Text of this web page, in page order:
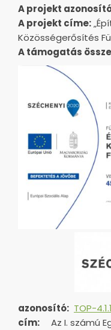
A projekt
A projekt címe:
Közösségerősítés
A támogatás
azonosító: TOP-
cím:
Az I. számú